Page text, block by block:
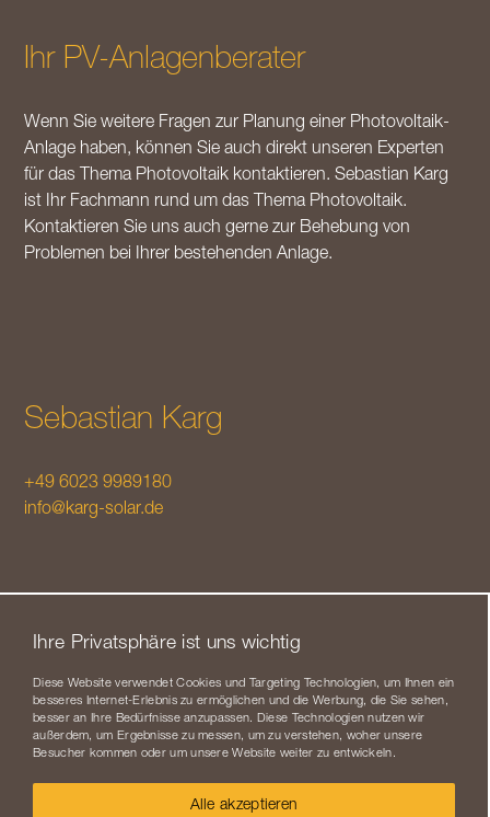
Ihre Privatsphäre ist uns wichtig
Diese Website verwendet Cookies und Targeting Technologien, um Ihnen ein
besseres Internet-Erlebnis zu ermöglichen und die Werbung, die Sie sehen,
besser an Ihre Bedürfnisse anzupassen. Diese Technologien nutzen wir
außerdem, um Ergebnisse zu messen, um zu verstehen, woher unsere
Besucher kommen oder um unsere Website weiter zu entwickeln.
Alle akzeptieren
Ihr PV-Anlagenberater
Wenn Sie weitere Fragen zur Planung einer Photovoltaik-
Anlage haben, können Sie auch direkt unseren Experten
für das Thema Photovoltaik kontaktieren. Sebastian Karg
ist Ihr Fachmann rund um das Thema Photovoltaik.
Kontaktieren Sie uns auch gerne zur Behebung von
Problemen bei Ihrer bestehenden Anlage.
Sebastian Karg
+49 6023 9989180
info@karg-solar.de